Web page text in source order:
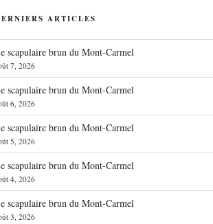
ARTICLES
scapulaire brun du Mont-Carmel
7, 2026
scapulaire brun du Mont-Carmel
6, 2026
scapulaire brun du Mont-Carmel
5, 2026
scapulaire brun du Mont-Carmel
4, 2026
scapulaire brun du Mont-Carmel
3, 2026